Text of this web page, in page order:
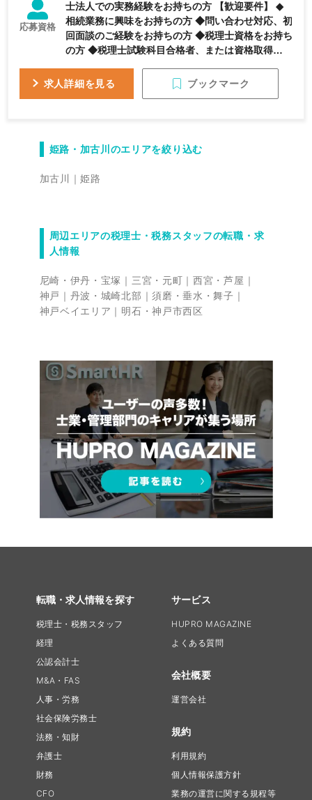
応募資格
士法人での実務経験をお持ちの方 【歓迎要件】 ◆
相続業務に興味をお持ちの方 ◆問い合わせ対応、初
回面談のご経験をお持ちの方 ◆税理士資格をお持ち
の方 ◆税理士試験科目合格者、または資格取得に向
許（AT可）※なくても相談可
求人詳細を見る ブックマーク
姫路・加古川のエリアを絞り込む
加古川 姫路
周辺エリアの税理士・税務スタッフの転職・求
人情報
尼崎・伊丹・宝塚 三宮・元町
西宮・芦屋
神戸
丹波・城崎北部
須磨・垂水・舞子
神戸ベイエリア
明石・神戸市西区
転職・求人情報を探す
税理士・税務スタッフ
経理
公認会計士
M&A・FAS
人事・労務
社会保険労務士
法務・知財
弁護士
財務
CFO
サービス
HUPRO MAGAZINE
よくある質問
会社概要
運営会社
規約
利用規約
個人情報保護方針
業務の運営に関する規程等